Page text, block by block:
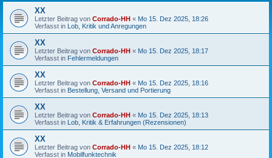
XX
Letzter Beitrag von Corrado-HH « Mo 15. Dez 2025, 18:26
Verfasst in Lob, Kritik und Anregungen
XX
Letzter Beitrag von Corrado-HH « Mo 15. Dez 2025, 18:17
Verfasst in Fehlermeldungen
XX
Letzter Beitrag von Corrado-HH « Mo 15. Dez 2025, 18:16
Verfasst in Bestellung, Versand und Portierung
XX
Letzter Beitrag von Corrado-HH « Mo 15. Dez 2025, 18:13
Verfasst in Lob, Kritik & Erfahrungen (Rezensionen)
XX
Letzter Beitrag von Corrado-HH « Mo 15. Dez 2025, 18:12
Verfasst in Mobilfunktechnik